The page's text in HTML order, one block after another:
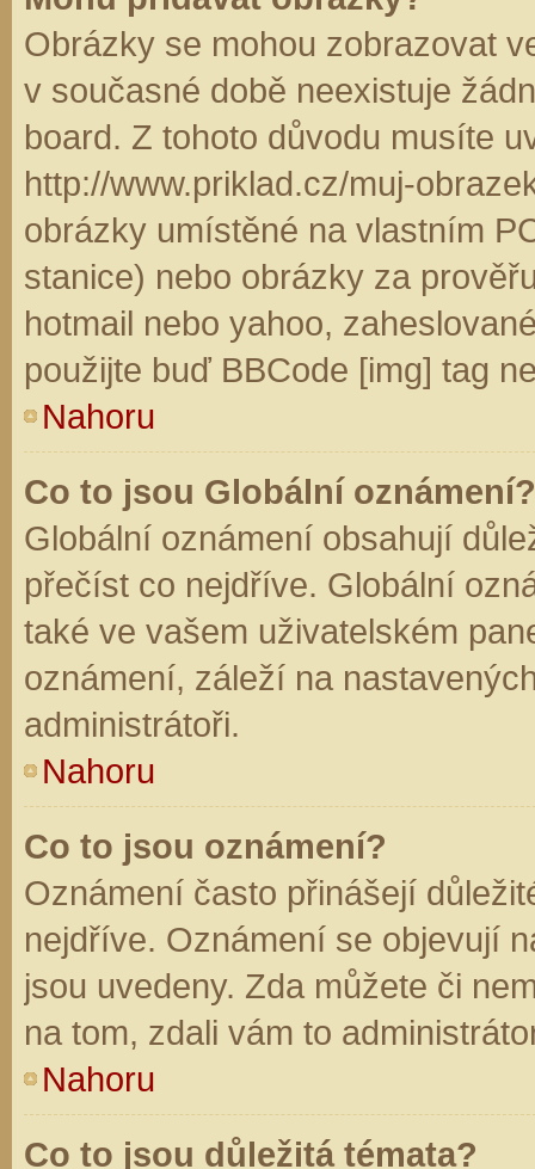
Obrázky se mohou zobrazovat
v současné době neexistuje
board. Z tohoto důvodu musíte
http://www.priklad.cz/muj-
obrázky umístěné na vlastním
stanice) nebo obrázky za
hotmail nebo yahoo,
použijte buď BBCode [img] tag
Nahoru
Co to jsou Globální oznámení?
Globální oznámení obsahují
přečíst co nejdříve. Globální
také ve vašem uživatelském
oznámení, záleží na
administrátoři.
Nahoru
Co to jsou oznámení?
Oznámení často přinášejí
nejdříve. Oznámení se objevují
jsou uvedeny. Zda můžete či
na tom, zdali vám to
Nahoru
Co to jsou důležitá témata?